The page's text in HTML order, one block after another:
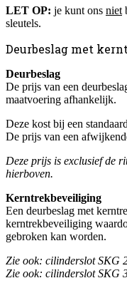
LET OP: je kunt ons niet
sleutels.
Deurbeslag met
Deurbeslag
De prijs van een
maatvoering afhankelijk.
Deze kost bij een
De prijs van een
Deze prijs is exclusief de
hierboven.
Kerntrekbeveiliging
Een deurbeslag met
kerntrekbeveiliging
gebroken kan worden.
Zie ook: cilinderslot SKG
Zie ook: cilinderslot SKG